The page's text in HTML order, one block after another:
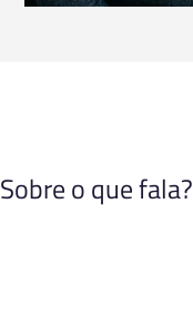
Sobre o que fala?